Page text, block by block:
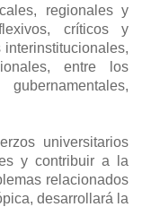
regionales y
críticos y
entre los
universitarios
y contribuir a la
relacionados
desarrollará la